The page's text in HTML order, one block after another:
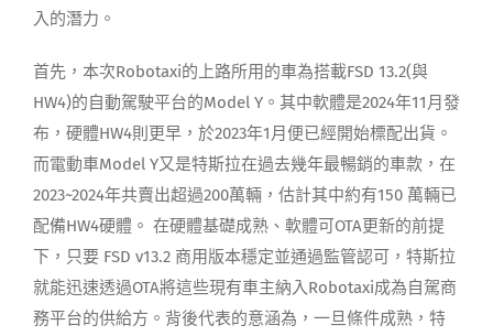
入的潛力。
首先，本次Robotaxi的上路所用的車為搭載FSD 13.2(與
HW4)的自動駕駛平台的Model Y。其中軟體是2024年11月發
布，硬體HW4則更早，於2023年1月便已經開始標配出貨。
而電動車Model Y又是特斯拉在過去幾年最暢銷的車款，在
2023~2024年共賣出超過200萬輛，估計其中約有150 萬輛已
配備HW4硬體。 在硬體基礎成熟、軟體可OTA更新的前提
下，只要 FSD v13.2 商用版本穩定並通過監管認可，特斯拉
就能迅速透過OTA將這些現有車主納入Robotaxi成為自駕商
務平台的供給方。背後代表的意涵為，一旦條件成熟，特